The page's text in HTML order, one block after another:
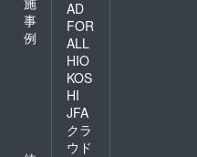
事
例
AD
FOR
ALL
HIO
KOS
HI
JFA
クラ
ウド